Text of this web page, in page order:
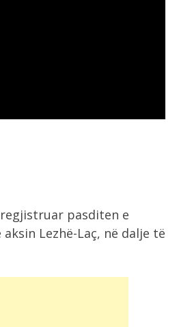
pasditen e
Lezhë-Laç, në dalje të